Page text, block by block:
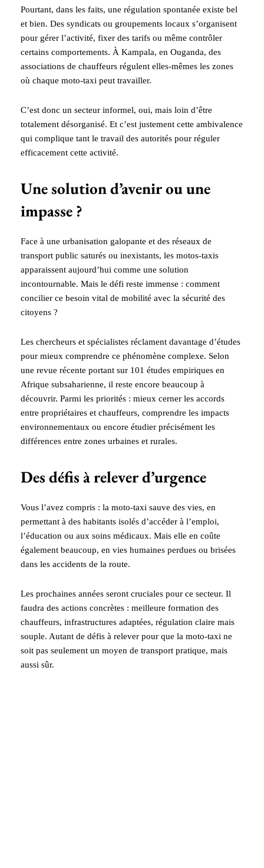
Pourtant, dans les faits, une régulation spontanée existe bel
et bien. Des syndicats ou groupements locaux s’organisent
pour gérer l’activité, fixer des tarifs ou même contrôler
certains comportements. À Kampala, en Ouganda, des
associations de chauffeurs régulent elles-mêmes les zones
où chaque moto-taxi peut travailler.
C’est donc un secteur informel, oui, mais loin d’être
totalement désorganisé. Et c’est justement cette ambivalence
qui complique tant le travail des autorités pour réguler
efficacement cette activité.
Une solution d’avenir ou une
impasse ?
Face à une urbanisation galopante et des réseaux de
transport public saturés ou inexistants, les motos-taxis
apparaissent aujourd’hui comme une solution
incontournable. Mais le défi reste immense : comment
concilier ce besoin vital de mobilité avec la sécurité des
citoyens ?
Les chercheurs et spécialistes réclament davantage d’études
pour mieux comprendre ce phénomène complexe. Selon
une revue récente portant sur 101 études empiriques en
Afrique subsaharienne, il reste encore beaucoup à
découvrir. Parmi les priorités : mieux cerner les accords
entre propriétaires et chauffeurs, comprendre les impacts
environnementaux ou encore étudier précisément les
différences entre zones urbaines et rurales.
Des défis à relever d’urgence
Vous l’avez compris : la moto-taxi sauve des vies, en
permettant à des habitants isolés d’accéder à l’emploi,
l’éducation ou aux soins médicaux. Mais elle en coûte
également beaucoup, en vies humaines perdues ou brisées
dans les accidents de la route.
Les prochaines années seront cruciales pour ce secteur. Il
faudra des actions concrètes : meilleure formation des
chauffeurs, infrastructures adaptées, régulation claire mais
souple. Autant de défis à relever pour que la moto-taxi ne
soit pas seulement un moyen de transport pratique, mais
aussi sûr.